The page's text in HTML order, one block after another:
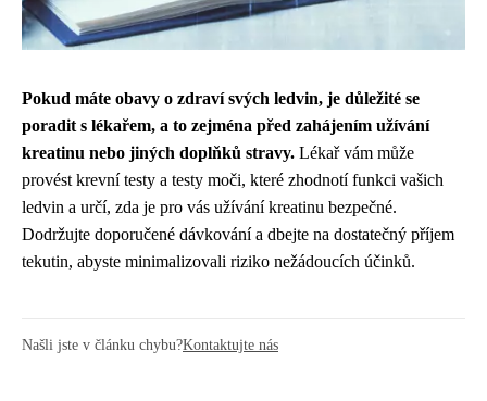
Pokud máte obavy o zdraví svých ledvin, je důležité se
poradit s lékařem, a to zejména před zahájením užívání
kreatinu nebo jiných doplňků stravy. Lékař vám může
provést krevní testy a testy moči, které zhodnotí funkci vašich
ledvin a určí, zda je pro vás užívání kreatinu bezpečné.
Dodržujte doporučené dávkování a dbejte na dostatečný příjem
tekutin, abyste minimalizovali riziko nežádoucích účinků.
Našli jste v článku chybu?Kontaktujte nás